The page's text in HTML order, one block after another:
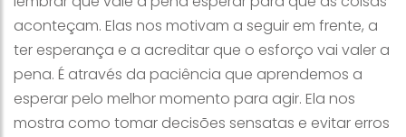
aconteçam. Elas nos motivam a seguir em frente, a
ter esperança e a acreditar que o esforço vai valer a
pena. É através da paciência que aprendemos a
esperar pelo melhor momento para agir. Ela nos
mostra como tomar decisões sensatas e evitar erros